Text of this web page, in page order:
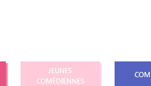
JEUNES
COMÉDIENNES